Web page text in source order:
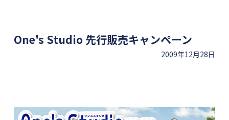
One's Studio 先行販売キャンペーン
2009年12月28日